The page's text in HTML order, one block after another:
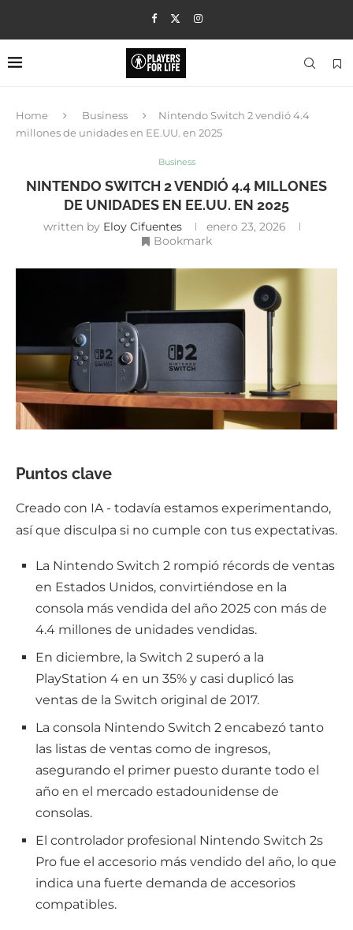
Home Business
Nintendo Switch 2 vendió 4.4
millones de unidades en EE.UU. en 2025
Business
NINTENDO SWITCH 2 VENDIÓ 4.4 MILLONES
DE UNIDADES EN EE.UU. EN 2025
written by Eloy Cifuentes
enero 23, 2026
Bookmark
Puntos clave
Creado con IA - todavía estamos experimentando,
así que disculpa si no cumple con tus expectativas.
La Nintendo Switch 2 rompió récords de ventas
en Estados Unidos, convirtiéndose en la
consola más vendida del año 2025 con más de
4.4 millones de unidades vendidas.
En diciembre, la Switch 2 superó a la
PlayStation 4 en un 35% y casi duplicó las
ventas de la Switch original de 2017.
La consola Nintendo Switch 2 encabezó tanto
las listas de ventas como de ingresos,
asegurando el primer puesto durante todo el
año en el mercado estadounidense de
consolas.
El controlador profesional Nintendo Switch 2s
Pro fue el accesorio más vendido del año, lo que
indica una fuerte demanda de accesorios
compatibles.